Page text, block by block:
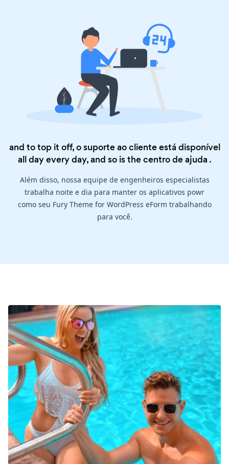
and to top it off, o suporte ao cliente está disponível
all day every day, and so is thecentro de ajuda .
Além disso, nossa equipe de engenheiros especialistas
trabalha noite e dia para manter os aplicativos powr
como seu Fury Theme for WordPress eForm trabalhando
para você.